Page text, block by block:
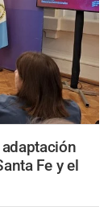
adaptación
Fe y el